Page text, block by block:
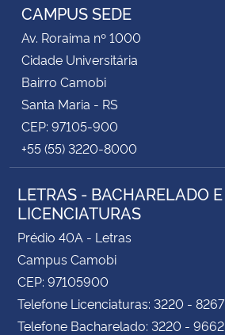
CAMPUS SEDE
Av. Roraima nº 1000
Cidade Universitária
Bairro Camobi
Santa Maria - RS
CEP: 97105-900
+55 (55) 3220-8000
LETRAS - BACHARELADO E
LICENCIATURAS
Prédio 40A - Letras
Campus Camobi
CEP: 97105900
Telefone Licenciaturas: 3220 - 8267
Telefone Bacharelado: 3220 - 9662